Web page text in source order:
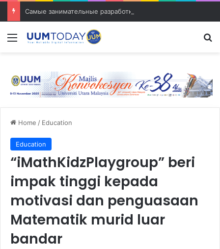
Самые занимательные разработки в сфере транспорта
Menu
Home / Education
Education
“iMathKidzPlaygroup” beri
impak tinggi kepada
motivasi dan penguasaan
Matematik murid luar
bandar